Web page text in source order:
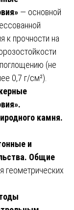
— основной
к прочности на
(не
0,7 г/см²).
камня.
и
Общие
геометрических